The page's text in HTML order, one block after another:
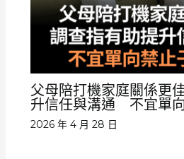
父母陪打機家庭關係更
升信任與溝通 不宜單
2026 年 4 月 28 日